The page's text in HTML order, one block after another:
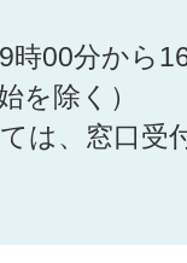
00分から
を除く）
は、窓口受